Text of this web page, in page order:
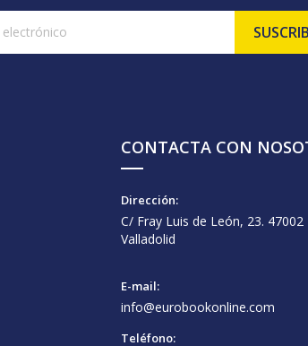
CONTACTA CON
Dirección:
C/ Fray Luis de León, 23. 47002
Valladolid
E-mail:
info@eurobookonline.com
Teléfono: